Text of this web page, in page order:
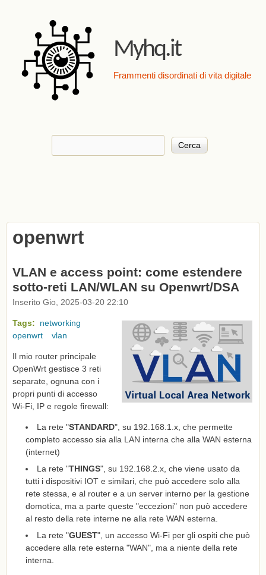
Myhq.it
Frammenti disordinati di vita digitale
Form di ricerca
openwrt
VLAN e access point: come estendere
sotto-reti LAN/WLAN su Openwrt/DSA
Inserito Gio, 2025-03-20 22:10
Tags:
networking
openwrt
vlan
Il mio router principale
OpenWrt gestisce 3 reti
separate, ognuna con i
propri punti di accesso
Wi-Fi, IP e regole firewall:
La rete "STANDARD", su 192.168.1.x, che permette
completo accesso sia alla LAN interna che alla WAN esterna
(internet)
La rete "THINGS", su 192.168.2.x, che viene usato da
tutti i dispositivi IOT e similari, che può accedere solo alla
rete stessa, e al router e a un server interno per la gestione
domotica, ma a parte queste "eccezioni" non può accedere
al resto della rete interne ne alla rete WAN esterna.
La rete "GUEST", un accesso Wi-Fi per gli ospiti che può
accedere alla rete esterna "WAN", ma a niente della rete
interna.